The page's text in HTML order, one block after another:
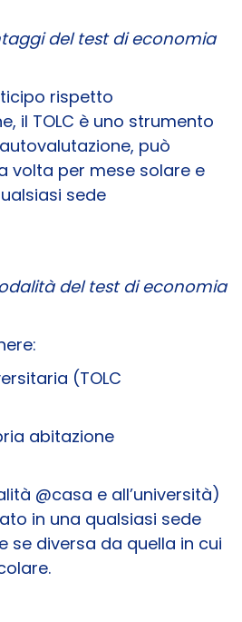
del test di economia
rispetto
il TOLC è uno strumento
può
volta per mese solare e
sede
del test di economia
(TOLC
abitazione
@casa e all’università)
in una qualsiasi sede
se diversa da quella in cui